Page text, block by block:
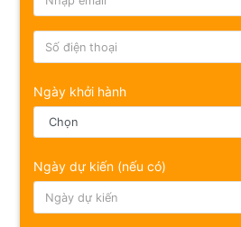
Ngày khởi hành
Ngày dự kiến (nếu có)